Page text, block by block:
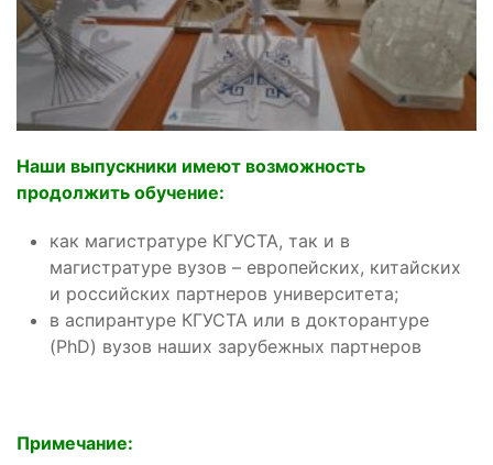
Наши выпускники имеют возможность
продолжить обучение:
как магистратуре КГУСТА, так и в
магистратуре вузов – европейских, китайских
и российских партнеров университета;
в аспирантуре КГУСТА или в докторантуре
(PhD) вузов наших зарубежных партнеров
Примечание: